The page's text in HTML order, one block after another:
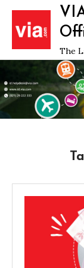
Skip
content
The